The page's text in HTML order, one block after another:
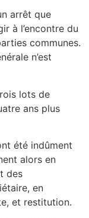
arrêt que
à l’encontre du
communes.
n’est
lots de
ans plus
été indûment
alors en
des
en
et restitution.